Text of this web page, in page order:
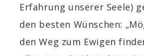
Erfahrung unserer Seele)
den besten Wünschen:
den Weg zum Ewigen